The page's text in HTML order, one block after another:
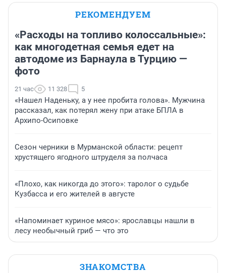
РЕКОМЕНДУЕМ
«Расходы на топливо колоссальные»:
как многодетная семья едет на
автодоме из Барнаула в Турцию —
фото
21 час 11 328 5
«Нашел Наденьку, а у нее пробита голова». Мужчина
рассказал, как потерял жену при атаке БПЛА в
Архипо-Осиповке
Сезон черники в Мурманской области: рецепт
хрустящего ягодного штруделя за полчаса
«Плохо, как никогда до этого»: таролог о судьбе
Кузбасса и его жителей в августе
«Напоминает куриное мясо»: ярославцы нашли в
лесу необычный гриб — что это
ЗНАКОМСТВА